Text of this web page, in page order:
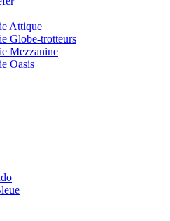
Attique
Globe-trotteurs
Mezzanine
Oasis